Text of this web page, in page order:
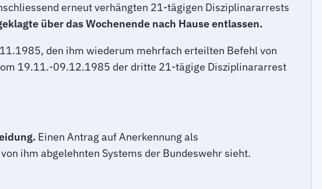
erneut verhängten 21-tägigen Disziplinararrests
über das Wochenende nach Hause entlassen.
den ihm wiederum mehrfach erteilten Befehl von
19.11.-09.12.1985 der dritte 21-tägige Disziplinararrest
Einen Antrag auf Anerkennung als
ihm abgelehnten Systems der Bundeswehr sieht.